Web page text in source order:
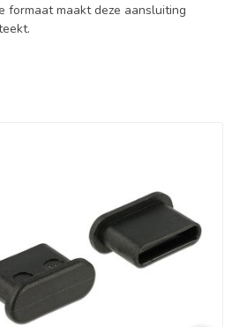
formaat maakt deze aansluiting